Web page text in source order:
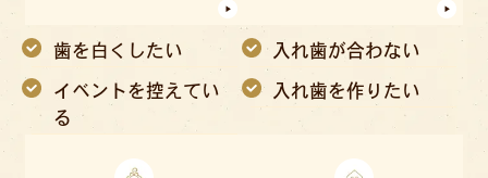
歯を白くしたい
イベントを控えてい
る
入れ歯が合わない
入れ歯を作りたい